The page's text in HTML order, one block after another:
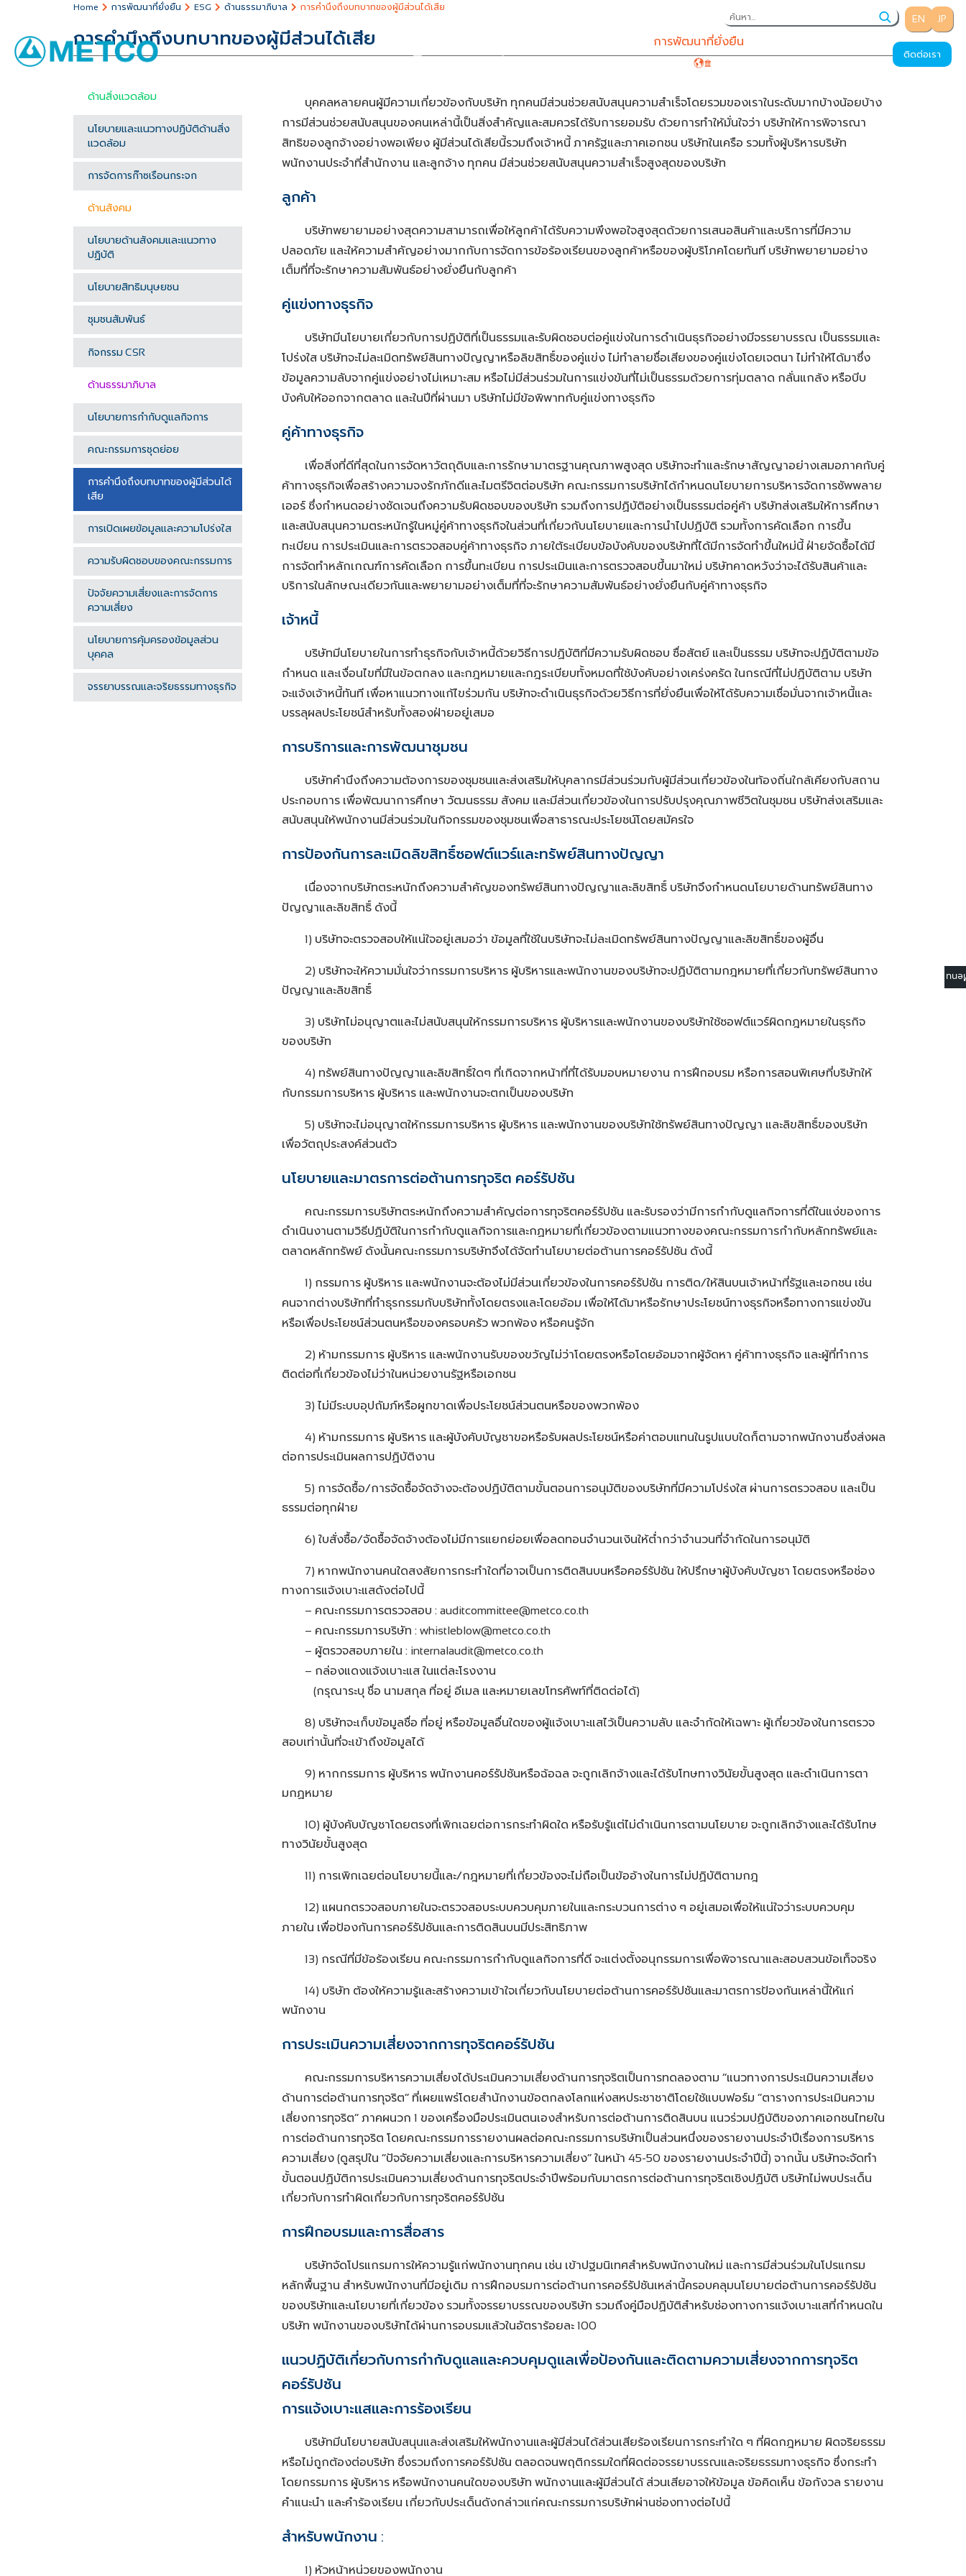
EN JP
การพัฒนาที่ยั่งยืน
ติดต่อเรา
Home การพัฒนาที่ยั่งยืน ESG ด้านธรรมาภิบาล การคำนึงถึงบทบาทของผู้มีส่วนได้เสีย
การคำนึงถึงบทบาทของผู้มีส่วนได้เสีย
ด้านสิ่งแวดล้อม
นโยบายและแนวทางปฏิบัติด้านสิ่ง
แวดล้อม
การจัดการก๊าซเรือนกระจก
ด้านสังคม
นโยบายด้านสังคมและแนวทาง
ปฏิบัติ
นโยบายสิทธิมนุษยชน
ชุมชนสัมพันธ์
กิจกรรมCSR
ด้านธรรมาภิบาล
นโยบายการกำกับดูแลกิจการ
คณะกรรมการชุดย่อย
การคำนึงถึงบทบาทของผู้มีส่วนได้
เสีย
การเปิดเผยข้อมูลและความโปร่งใส
ความรับผิดชอบของคณะกรรมการ
ปัจจัยความเสี่ยงและการจัดการ
ความเสี่ยง
นโยบายการคุ้มครองข้อมูลส่วน
บุคคล
จรรยาบรรณและจริยธรรมทางธุรกิจ
บุคคลหลายคนผู้มีความเกี่ยวข้องกับบริษัท ทุกคนมีส่วนช่วยสนับสนุนความสำเร็จโดยรวมของเราในระดับมากบ้างน้อยบ้าง
การมีส่วนช่วยสนับสนุนของคนเหล่านี้เป็นสิ่งสำคัญและสมควรได้รับการยอมรับ ด้วยการทำให้มั่นใจว่า บริษัทให้การพิจารณา
สิทธิของลูกจ้างอย่างพอเพียง ผู้มีส่วนได้เสียนี้รวมถึงเจ้าหนี้ภาครัฐและภาคเอกชน บริษัทในเครือ รวมทั้งผู้บริหารบริษัท
พนักงานประจำที่สำนักงาน และลูกจ้าง ทุกคน มีส่วนช่วยสนับสนุนความสำเร็จสูงสุดของบริษัท
ลูกค้า
บริษัทพยายามอย่างสุดความสามารถเพื่อให้ลูกค้าได้รับความพึงพอใจสูงสุดด้วยการเสนอสินค้าและบริการที่มีความ
ปลอดภัย และให้ความสำคัญอย่างมากกับการจัดการข้อร้องเรียนของลูกค้าหรือของผู้บริโภคโดยทันที บริษัทพยายามอย่าง
เต็มที่ที่จะรักษาความสัมพันธ์อย่างยั่งยืนกับลูกค้า
คู่แข่งทางธุรกิจ
บริษัทมีนโยบายเกี่ยวกับการปฏิบัติที่เป็นธรรมและรับผิดชอบต่อคู่แข่งในการดำเนินธุรกิจอย่างมีจรรยาบรรณ เป็นธรรมและ
โปร่งใส บริษัทจะไม่ละเมิดทรัพย์สินทางปัญญาหรือลิขสิทธิ์ของคู่แข่งไม่ทำลายชื่อเสียงของคู่แข่งโดยเจตนา ไม่ทำให้ได้มาซึ่ง
ข้อมูลความลับจากคู่แข่งอย่างไม่เหมาะสม หรือไม่มีส่วนร่วมในการแข่งขันที่ไม่เป็นธรรมด้วยการทุ่มตลาด กลั่นแกล้ง หรือบีบ
บังคับให้ออกจากตลาด และในปีที่ผ่านมา บริษัทไม่มีข้อพิพาทกับคู่แข่งทางธุรกิจ
คู่ค้าทางธุรกิจ
เพื่อสิ่งที่ดีที่สุดในการจัดหาวัตถุดิบและการรักษามาตรฐานคุณภาพสูงสุด บริษัทจะทำและรักษาสัญญาอย่างเสมอภาคกับคู่
ค้าทางธุรกิจเพื่อสร้างความจงรักภักดีและไมตรีจิตต่อบริษัท คณะกรรมการบริษัทได้กำหนดนโยบายการบริหารจัดการซัพพลาย
เออร์ ซึ่งกำหนดอย่างชัดเจนถึงความรับผิดชอบของบริษัท รวมถึงการปฏิบัติอย่างเป็นธรรมต่อคู่ค้า บริษัทส่งเสริมให้การศึกษา
และสนับสนุนความตระหนักรู้ในหมู่คู่ค้าทางธุรกิจในส่วนที่เกี่ยวกับนโยบายและการนำไปปฏิบัติ รวมทั้งการคัดเลือก การขึ้น
ทะเบียน การประเมินและการตรวจสอบคู่ค้าทางธุรกิจภายใต้ระเบียบข้อบังคับของบริษัทที่ได้มีการจัดทำขึ้นใหม่นี้ ฝ่ายจัดซื้อได้มี
การจัดทำหลักเกณฑ์การคัดเลือก การขึ้นทะเบียน การประเมินและการตรวจสอบขึ้นมาใหม่ บริษัทคาดหวังว่าจะได้รับสินค้าและ
บริการในลักษณะเดียวกันและพยายามอย่างเต็มที่ที่จะรักษาความสัมพันธ์อย่างยั่งยืนกับคู่ค้าทางธุรกิจ
เจ้าหนี้
บริษัทมีนโยบายในการทำธุรกิจกับเจ้าหนี้ด้วยวิธีการปฏิบัติที่มีความรับผิดชอบ ซื่อสัตย์ และเป็นธรรม บริษัทจะปฏิบัติตามข้อ
กำหนด และเงื่อนไขที่มีในข้อตกลง และกฎหมายและกฎระเบียบทั้งหมดที่ใช้บังคับอย่างเคร่งครัด ในกรณีที่ไม่ปฏิบัติตาม บริษัท
จะแจ้งเจ้าหนี้ทันที เพื่อหาแนวทางแก้ไขร่วมกัน บริษัทจะดำเนินธุรกิจด้วยวิธีการที่ยั่งยืนเพื่อให้ได้รับความเชื่อมั่นจากเจ้าหนี้และ
บรรลุผลประโยชน์สำหรับทั้งสองฝ่ายอยู่เสมอ
การบริการและการพัฒนาชุมชน
บริษัทคำนึงถึงความต้องการของชุมชนและส่งเสริมให้บุคลากรมีส่วนร่วมกับผู้มีส่วนเกี่ยวข้องในท้องถิ่นใกล้เคียงกับสถาน
ประกอบการ เพื่อพัฒนาการศึกษา วัฒนธรรม สังคม และมีส่วนเกี่ยวข้องในการปรับปรุงคุณภาพชีวิตในชุมชน บริษัทส่งเสริมและ
สนับสนุนให้พนักงานมีส่วนร่วมในกิจกรรมของชุมชนเพื่อสาธารณะประโยชน์โดยสมัครใจ
การป้องกันการละเมิดลิขสิทธิ์ซอฟต์แวร์และทรัพย์สินทางปัญญา
เนื่องจากบริษัทตระหนักถึงความสำคัญของทรัพย์สินทางปัญญาและลิขสิทธิ์ บริษัทจึงกำหนดนโยบายด้านทรัพย์สินทาง
ปัญญาและลิขสิทธิ์ ดังนี้
1) บริษัทจะตรวจสอบให้แน่ใจอยู่เสมอว่า ข้อมูลที่ใช้ในบริษัทจะไม่ละเมิดทรัพย์สินทางปัญญาและลิขสิทธิ์ของผู้อื่น
2) บริษัทจะให้ความมั่นใจว่ากรรมการบริหาร ผู้บริหารและพนักงานของบริษัทจะปฏิบัติตามกฎหมายที่เกี่ยวกับทรัพย์สินทาง
ปัญญาและลิขสิทธิ์
3) บริษัทไม่อนุญาตและไม่สนับสนุนให้กรรมการบริหาร ผู้บริหารและพนักงานของบริษัทใช้ซอฟต์แวร์ผิดกฎหมายในธุรกิจ
ของบริษัท
4) ทรัพย์สินทางปัญญาและลิขสิทธิ์ใดๆ ที่เกิดจากหน้าที่ที่ได้รับมอบหมายงาน การฝึกอบรม หรือการสอนพิเศษที่บริษัทให้
กับกรรมการบริหาร ผู้บริหาร และพนักงานจะตกเป็นของบริษัท
5) บริษัทจะไม่อนุญาตให้กรรมการบริหาร ผู้บริหาร และพนักงานของบริษัทใช้ทรัพย์สินทางปัญญา และลิขสิทธิ์ของบริษัท
เพื่อวัตถุประสงค์ส่วนตัว
นโยบายและมาตรการต่อต้านการทุจริต คอร์รัปชัน
คณะกรรมการบริษัทตระหนักถึงความสำคัญต่อการทุจริตคอร์รัปชัน และรับรองว่ามีการกำกับดูแลกิจการที่ดีในแง่ของการ
ดำเนินงานตามวิธีปฏิบัติในการกำกับดูแลกิจการและกฏหมายที่เกี่ยวข้องตามแนวทางของคณะกรรมการกำกับหลักทรัพย์และ
ตลาดหลักทรัพย์ ดังนั้นคณะกรรมการบริษัทจึงได้จัดทำนโยบายต่อต้านการคอร์รัปชัน ดังนี้
1) กรรมการ ผู้บริหาร และพนักงานจะต้องไม่มีส่วนเกี่ยวข้องในการคอร์รัปชัน การติด/ให้สินบนเจ้าหน้าที่รัฐและเอกชน เช่น
คนจากต่างบริษัทที่ทำธุรกรรมกับบริษัททั้งโดยตรงและโดยอ้อม เพื่อให้ได้มาหรือรักษาประโยชน์ทางธุรกิจหรือทางการแข่งขัน
หรือเพื่อประโยชน์ส่วนตนหรือของครอบครัวพวกพ้อง หรือคนรู้จัก
2) ห้ามกรรมการ ผู้บริหาร และพนักงานรับของขวัญไม่ว่าโดยตรงหรือโดยอ้อมจากผู้จัดหา คู่ค้าทางธุรกิจ และผู้ที่ทำการ
ติดต่อที่เกี่ยวข้องไม่ว่าในหน่วยงานรัฐหรือเอกชน
3) ไม่มีระบบอุปถัมภ์หรือผูกขาดเพื่อประโยชน์ส่วนตนหรือของพวกพ้อง
4) ห้ามกรรมการ ผู้บริหาร และผู้บังคับบัญชาขอหรือรับผลประโยชน์หรือค่าตอบแทนในรูปแบบใดก็ตามจากพนักงานซึ่งส่งผล
ต่อการประเมินผลการปฏิบัติงาน
5) การจัดซื้อ/การจัดซื้อจัดจ้างจะต้องปฏิบัติตามขั้นตอนการอนุมัติของบริษัทที่มีความโปร่งใส ผ่านการตรวจสอบ และเป็น
ธรรมต่อทุกฝ่าย
6)ใบสั่งซื้อ/จัดซื้อจัดจ้างต้องไม่มีการแยกย่อยเพื่อลดทอนจำนวนเงินให้ต่ำกว่าจำนวนที่จำกัดในการอนุมัติ
7) หากพนักงานคนใดสงสัยการกระทำใดที่อาจเป็นการติดสินบนหรือคอร์รัปชัน ให้ปรึกษาผู้บังคับบัญชา โดยตรงหรือช่อง
ทางการแจ้งเบาะแสดังต่อไปนี้
– คณะกรรมการตรวจสอบ : auditcommittee@metco.co.th
– คณะกรรมการบริษัท : whistleblow@metco.co.th
– ผู้ตรวจสอบภายใน : internalaudit@metco.co.th
– กล่องแดงแจ้งเบาะแสในแต่ละโรงงาน
(กรุณาระบุชื่อ นามสกุล ที่อยู่ อีเมล และหมายเลขโทรศัพท์ที่ติดต่อได้)
8) บริษัทจะเก็บข้อมูลชื่อ ที่อยู่ หรือข้อมูลอื่นใดของผู้แจ้งเบาะแสไว้เป็นความลับ และจำกัดให้เฉพาะ ผู้เกี่ยวข้องในการตรวจ
สอบเท่านั้นที่จะเข้าถึงข้อมูลได้
9) หากกรรมการ ผู้บริหารพนักงานคอร์รัปชันหรือฉ้อฉล จะถูกเลิกจ้างและได้รับโทษทางวินัยขั้นสูงสุด และดำเนินการตา
มกฏหมาย
10) ผู้บังคับบัญชาโดยตรงที่เพิกเฉยต่อการกระทำผิดใด หรือรับรู้แต่ไม่ดำเนินการตามนโยบาย จะถูกเลิกจ้างและได้รับโทษ
ทางวินัยขั้นสูงสุด
11) การเพิกเฉยต่อนโยบายนี้และ/กฎหมายที่เกี่ยวข้องจะไม่ถือเป็นข้ออ้างในการไม่ปฏิบัติตามกฎ
12) แผนกตรวจสอบภายในจะตรวจสอบระบบควบคุมภายในและกระบวนการต่าง ๆ อยู่เสมอเพื่อให้แน่ใจว่าระบบควบคุม
ภายใน เพื่อป้องกันการคอร์รัปชันและการติดสินบนมีประสิทธิภาพ
13) กรณีที่มีข้อร้องเรียน คณะกรรมการกำกับดูแลกิจการที่ดีจะแต่งตั้งอนุกรรมการเพื่อพิจารณาและสอบสวนข้อเท็จจริง
14) บริษัท ต้องให้ความรู้และสร้างความเข้าใจเกี่ยวกับนโยบายต่อต้านการคอร์รัปชันและมาตรการป้องกันเหล่านี้ให้แก่
พนักงาน
การประเมินความเสี่ยงจากการทุจริตคอร์รัปชัน
คณะกรรมการบริหารความเสี่ยงได้ประเมินความเสี่ยงด้านการทุจริตเป็นการทดลองตาม “แนวทางการประเมินความเสี่ยง
ด้านการต่อต้านการทุจริต” ที่เผยแพร่โดยสำนักงานข้อตกลงโลกแห่งสหประชาชาติโดยใช้แบบฟอร์ม “ตารางการประเมินความ
เสี่ยงการทุจริต” ภาคผนวก 1 ของเครื่องมือประเมินตนเองสำหรับการต่อต้านการติดสินบน แนวร่วมปฏิบัติของภาคเอกชนไทยใน
การต่อต้านการทุจริต โดยคณะกรรมการรายงานผลต่อคณะกรรมการบริษัทเป็นส่วนหนึ่งของรายงานประจำปีเรื่องการบริหาร
ความเสี่ยง (ดูสรุปใน “ปัจจัยความเสี่ยงและการบริหารความเสี่ยง”ในหน้า 45-50 ของรายงานประจำปีนี้) จากนั้น บริษัทจะจัดทำ
ขั้นตอนปฏิบัติการประเมินความเสี่ยงด้านการทุจริตประจำปีพร้อมกับมาตรการต่อต้านการทุจริตเชิงปฏิบัติ บริษัทไม่พบประเด็น
เกี่ยวกับการทำผิดเกี่ยวกับการทุจริตคอร์รัปชัน
การฝึกอบรมและการสื่อสาร
บริษัทจัดโปรแกรมการให้ความรู้แก่พนักงานทุกคน เช่น เข้าปฐมนิเทศสำหรับพนักงานใหม่ และการมีส่วนร่วมในโปรแกรม
หลักพื้นฐาน สำหรับพนักงานที่มีอยู่เดิม การฝึกอบรมการต่อต้านการคอร์รัปชันเหล่านี้ครอบคลุมนโยบายต่อต้านการคอร์รัปชัน
ของบริษัทและนโยบายที่เกี่ยวข้อง รวมทั้งจรรยาบรรณของบริษัท รวมถึงคู่มือปฏิบัติสำหรับช่องทางการแจ้งเบาะแสที่กำหนดใน
บริษัท พนักงานของบริษัทได้ผ่านการอบรมแล้วในอัตราร้อยละ 100
แนวปฏิบัติเกี่ยวกับการกำกับดูแลและควบคุมดูแลเพื่อป้องกันและติดตามความเสี่ยงจากการทุจริต
คอร์รัปชัน
การแจ้งเบาะแสและการร้องเรียน
บริษัทมีนโยบายสนับสนุนและส่งเสริมให้พนักงานและผู้มีส่วนได้ส่วนเสียร้องเรียนการกระทำใด ๆ ที่ผิดกฎหมาย ผิดจริยธรรม
หรือไม่ถูกต้องต่อบริษัท ซึ่งรวมถึงการคอร์รัปชัน ตลอดจนพฤติกรรมใดที่ผิดต่อจรรยาบรรณและจริยธรรมทางธุรกิจ ซึ่งกระทำ
โดยกรรมการ ผู้บริหาร หรือพนักงานคนใดของบริษัท พนักงานและผู้มีส่วนได้ ส่วนเสียอาจให้ข้อมูล ข้อคิดเห็น ข้อกังวล รายงาน
คำแนะนำ และคำร้องเรียน เกี่ยวกับประเด็นดังกล่าวแก่คณะกรรมการบริษัทผ่านช่องทางต่อไปนี้
สำหรับพนักงาน :
1) หัวหน้าหน่วยของพนักงาน
☰